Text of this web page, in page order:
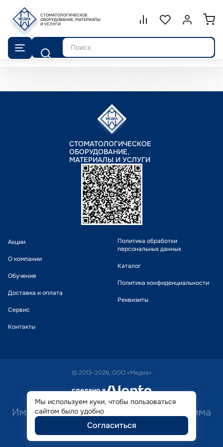
СТОМАТОЛОГИЧЕСКОЕ
ОБОРУДОВАНИЕ, МАТЕРИАЛЫ
И УСЛУГИ
Сравнение.
СписокВойти или
Поиск
СТОМАТОЛОГИЧЕСКОЕ
ОБОРУДОВАНИЕ,
МАТЕРИАЛЫ И УСЛУГИ
Акции
О компании
Обучение
Доставка и оплата
Сервис
Контакты
Политика обработки
персональных данных
Каталог
Политика конфиденциальности
Реквизиты
© 2013-2026, ООО «Медиа»
сделано в alente
Имеются противопоказания. Необходима
консультация специалиста.
Мы используем куки, чтобы пользоваться
сайтом было удобно
Согласиться